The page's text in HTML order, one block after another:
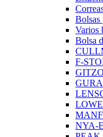
Varios
Bolsa
F-
GITZO
NYA-